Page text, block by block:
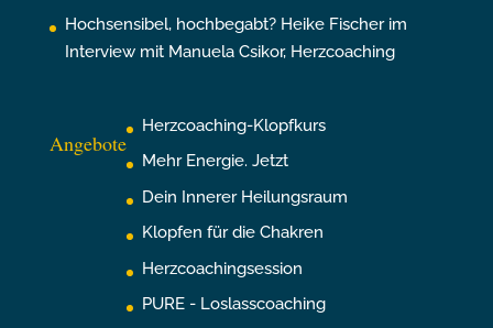
Hochsensibel, hochbegabt? Heike Fischer im
Interview mit Manuela Csikor, Herzcoaching
Angebote
Herzcoaching-Klopfkurs
Mehr Energie. Jetzt
Dein Innerer Heilungsraum
Klopfen für die Chakren
Herzcoachingsession
PURE - Loslasscoaching